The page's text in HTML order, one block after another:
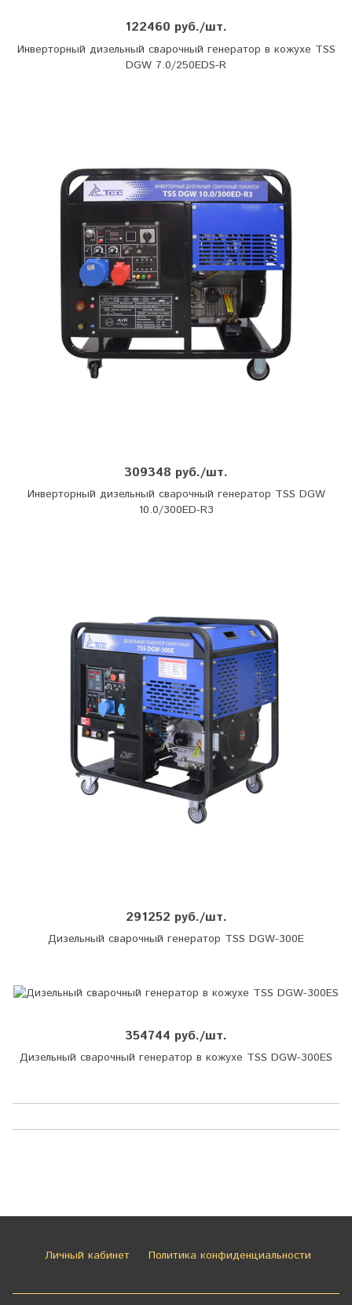
122460 руб./шт.
Инверторный дизельный сварочный генератор в кожухе TSS
DGW 7.0/250EDS-R
309348 руб./шт.
Инверторный дизельный сварочный генератор TSS DGW
10.0/300ED-R3
291252 руб./шт.
Дизельный сварочный генератор TSS DGW-300E
354744 руб./шт.
Дизельный сварочный генератор в кожухе TSS DGW-300ES
Личный кабинет Политика конфиденциальности